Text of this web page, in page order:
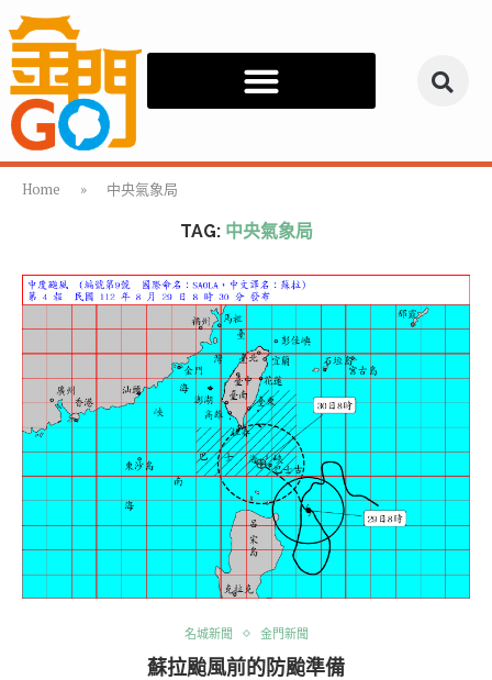
Home » 中央氣象局
TAG: 中央氣象局
名城新聞 金門新聞
蘇拉颱風前的防颱準備